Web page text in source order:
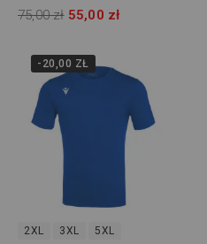
918709
75,00 zł 55,00 zł
-20,00 ZŁ
2XL 3XL 5XL